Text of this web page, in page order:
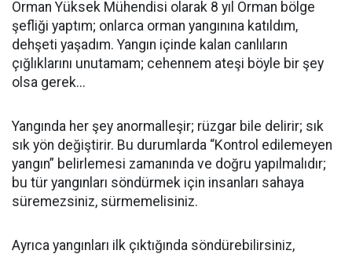
Orman Yüksek Mühendisi olarak 8 yıl Orman bölge
şefliği yaptım; onlarca orman yangınına katıldım,
dehşeti yaşadım. Yangın içinde kalan canlıların
çığlıklarını unutamam; cehennem ateşi böyle bir şey
olsa gerek...
Yangında her şey anormalleşir; rüzgar bile delirir; sık
sık yön değiştirir. Bu durumlarda “Kontrol edilemeyen
yangın” belirlemesi zamanında ve doğru yapılmalıdır;
bu tür yangınları söndürmek için insanları sahaya
süremezsiniz, sürmemelisiniz.
Ayrıca yangınları ilk çıktığında söndürebilirsiniz,